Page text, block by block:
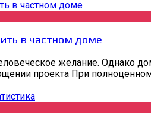
в частном доме
желание. Однако
проекта При